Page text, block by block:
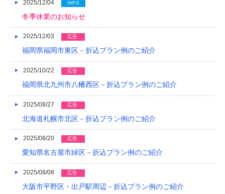
2017/10
2017/09
2017/08
2017/07
2017/06
2017/04
2017/03
2017/02
2017/01
2025/12/04 INFO
冬季休業のお知らせ
2025/12/03 広告
福岡県福岡市東区－折込プラン例のご紹介
2025/10/22 広告
福岡県北九州市八幡西区－折込プラン例のご紹介
2025/08/27 広告
北海道札幌市北区－折込プラン例のご紹介
2025/08/20 広告
愛知県名古屋市緑区－折込プラン例のご紹介
2025/08/08 広告
大阪市平野区・出戸駅周辺－折込プラン例のご紹介